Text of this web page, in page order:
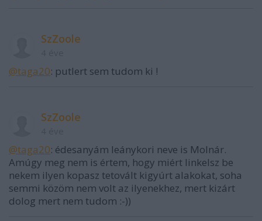
SzZoole
@taga20: putlert sem tudom ki !
SzZoole
@taga20: édesanyám leánykori neve is Molnár.
Amúgy meg nem is értem, hogy miért linkelsz be
nekem ilyen kopasz tetovált kigyúrt alakokat, soha
semmi közöm nem volt az ilyenekhez, mert kizárt
dolog mert nem tudom :-))